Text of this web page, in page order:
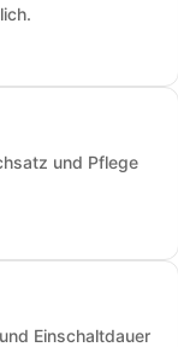
und Pflege
Einschaltdauer